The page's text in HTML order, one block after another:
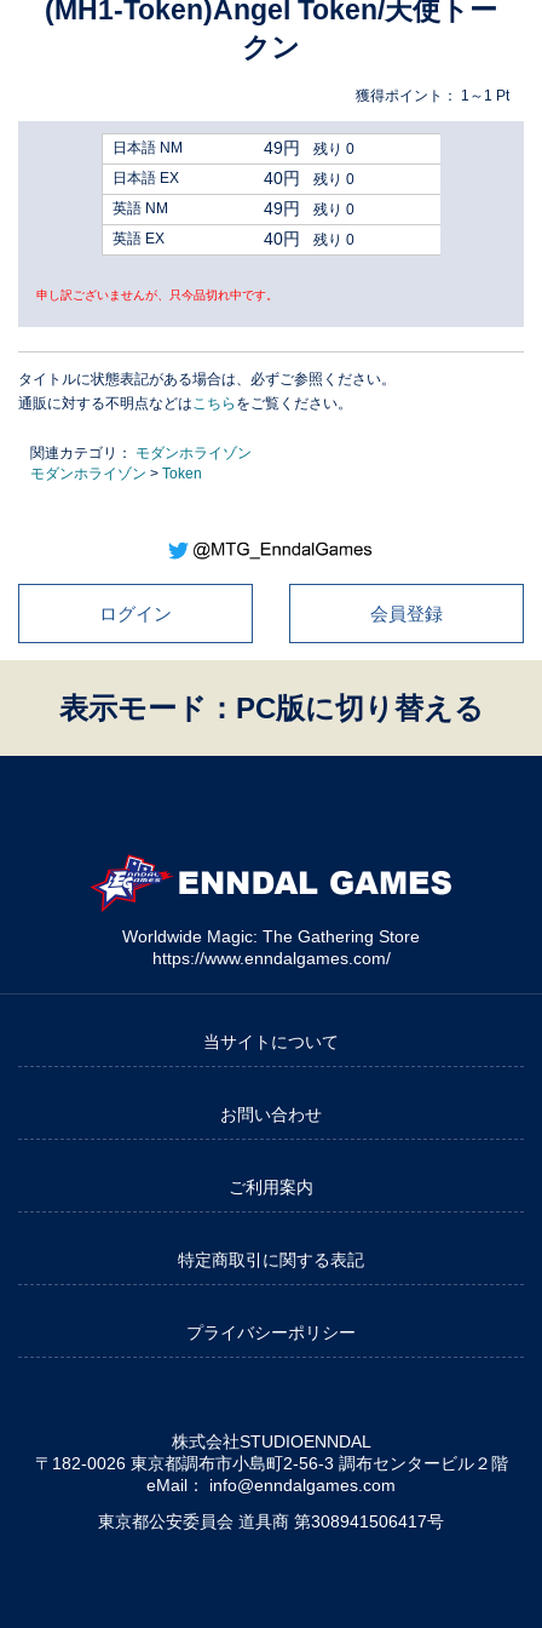
(MH1-Token)Angel Token/天使トー
クン
獲得ポイント： 1～1 Pt
日本語 NM 49円
残り 0
日本語 EX
40円
残り 0
英語 NM
49円
残り 0
英語 EX
40円 残り 0
申し訳ございませんが、只今品切れ中です。
タイトルに状態表記がある場合は、必ずご参照ください。
通販に対する不明点などはこちら をご覧ください。
関連カテゴリ：
モダンホライゾン
モダンホライゾン > Token
ログイン 会員登録
表示モード：PC版に切り替える
Worldwide Magic: The Gathering Store
https://www.enndalgames.com/
当サイトについて
お問い合わせ
ご利用案内
特定商取引に関する表記
プライバシーポリシー
株式会社STUDIOENNDAL
〒182-0026 東京都調布市小島町2-56-3 調布センタービル２階
eMail： info@enndalgames.com
東京都公安委員会 道具商 第308941506417号